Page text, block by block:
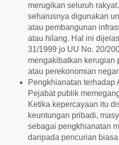
merugikan seluruh
seharusnya digunakan
atau pembangunan
atau hilang. Hal ini
31/1999 jo UU No. 20/
mengakibatkan kerugian
atau perekonomian
Pengkhianatan terhadap
Pejabat publik
Ketika kepercayaan itu
keuntungan pribadi,
sebagai pengkhianatan
daripada pencurian biasa.